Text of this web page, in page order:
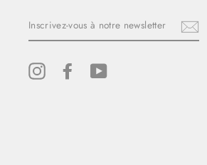
VOUS
À
NEWSLETTER
InstagramFacebookYouTube